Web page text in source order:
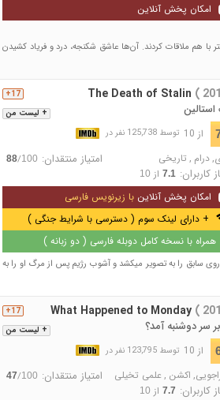
امکان پخش آنلاین
با هم ملاقات کردند. آن‌ها عاشق شکنجه، درد و فریاد کشیدن
+ لیست من
17+ The Death of Stalin (
از 10 توسط 125,738 نفر در
, درام , تاریخی امتیاز منتقدان: 88/100
کاربران: 7.1از 10
امکان پخش آنلاین با زیرنویس فارسی
+ دارای لینک سوم ( دسترسی با شرایط جنگی )
همراه با نسخه کامل دوبله فارسی ( دو زبانه )
سابق را به تصویر میکشد و آشوب رژیم پس از مرگ او را به
+ لیست من
17+ What Happened to Monday (
سر دوشنبه آمد؟
از 10 توسط 123,795 نفر در
, اکشن ,علمی تخیلی امتیاز منتقدان: 47/100
کاربران: 7.7از 10